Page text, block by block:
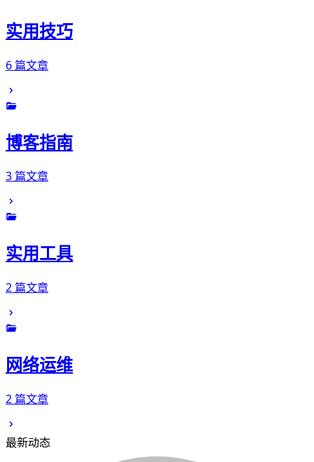
实用技巧
6 篇文章
博客指南
3 篇文章
实用工具
2 篇文章
网络运维
2 篇文章
最新动态